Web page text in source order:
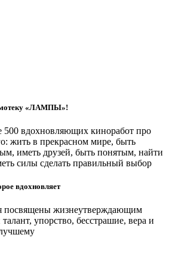
«ЛАМПЫ»!
500 вдохновляющих киноработ про
жить в прекрасном мире, быть
иметь друзей, быть понятым, найти
силы сделать правильный выбор
вдохновляет
посвящены жизнеутверждающим
упорство, бесстрашие, вера и